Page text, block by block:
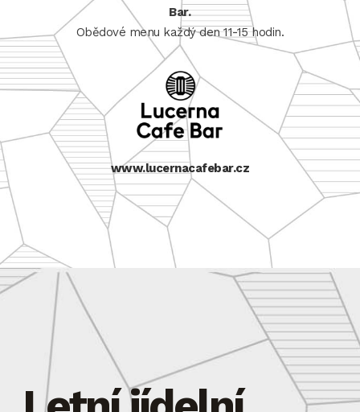
Bar.
Obědové menu každý den 11-15 hodin.
www.lucernacafebar.cz